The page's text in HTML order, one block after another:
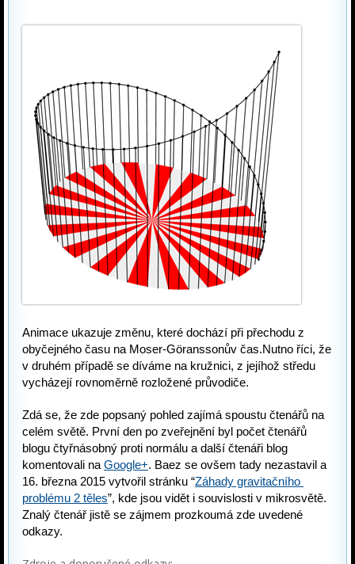
Animace ukazuje změnu, které dochází při přechodu z
obyčejného času na Moser-Göranssonův čas.Nutno říci, že
v druhém případě se díváme na kružnici, z jejíhož středu
vycházejí rovnoměrně rozložené průvodiče.
Zdá se, že zde popsaný pohled zajímá spoustu čtenářů na
celém světě. První den po zveřejnění byl počet čtenářů
blogu čtyřnásobný proti normálu a další čtenáři blog
komentovali na Google+. Baez se ovšem tady nezastavil a
16. března 2015 vytvořil stránku “Záhady gravitačního
problému 2 těles”, kde jsou vidět i souvislosti v mikrosvětě.
Znalý čtenář jistě se zájmem prozkoumá zde uvedené
odkazy.